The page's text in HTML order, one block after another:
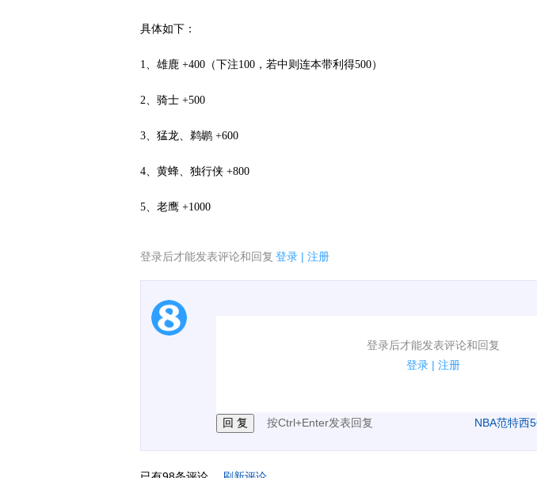
具体如下：
1、雄鹿 +400（下注100，若中则连本带利得500）
2、骑士 +500
3、猛龙、鹈鹕 +600
4、黄蜂、独行侠 +800
5、老鹰 +1000
登录后才能发表评论和回复 登录 | 注册
登录后才能发表评论和回复
登录 | 注册
1.电脑端新用户可以发表评论了！
按Ctrl+Enter发表回复 NBA范特西